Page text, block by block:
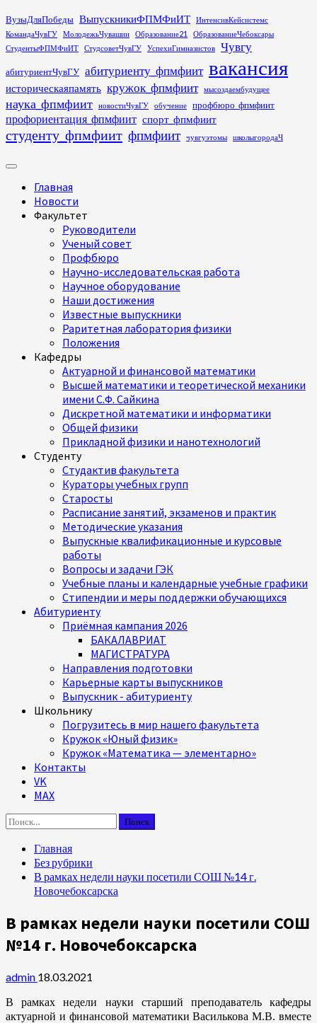
Перейти
к
содержимому
ВузыДляПобеды ВыпускникиФПМФиИТ
ИнтенсивКейсистемс
КомандаЧувГУ
МолодежьЧувашии Образование21
ОбразованиеЧебоксары
СтудентыФПМФиИТ
СтудсоветЧувГУ УспехиГимназистов Чувгу
абитуриентЧувГУ абитуриенту_фпмфиит вакансия
историческаяпамять кружок_фпмфиит мысоздаембудущее
наука_фпмфиит новостиЧувГУ обучение профбюро_фпмфиит
профориентация_фпмфиит спорт_фпмфиит
студенту_фпмфиит фпмфиит чувгуэтомы школыгородаЧ
Основное
Главная
Новости
Факультет
Руководители
Ученый совет
Профбюро
Научно-исследовательская работа
Научное оборудование
Наши достижения
Известные выпускники
Раритетная лаборатория физики
Положения
Кафедры
Актуарной и финансовой математики
Высшей математики и теоретической механики
имени С.Ф. Сайкина
Дискретной математики и информатики
Общей физики
Прикладной физики и нанотехнологий
Студенту
Студактив факультета
Кураторы учебных групп
Старосты
Расписание занятий, экзаменов и практик
Методические указания
Выпускные квалификационные и курсовые
работы
Вопросы и задачи ГЭК
Учебные планы и календарные учебные графики
Стипендии и меры поддержки обучающихся
Абитуриенту
Приёмная кампания 2026
БАКАЛАВРИАТ
МАГИСТРАТУРА
Направления подготовки
Карьерные карты выпускников
Выпускник - абитуриенту
Школьнику
Погрузитесь в мир нашего факультета
Кружок «Юный физик»
Кружок «Математика — элементарно»
Контакты
VK
MAX
Найти:
Главная
Без рубрики
В рамках недели науки посетили СОШ №14 г.
Новочебоксарска
В рамках недели науки посетили СОШ
№14 г. Новочебоксарска
admin 18.03.2021
В рамках недели науки старший преподаватель кафедры
актуарной и финансовой математики Василькова М.В. вместе